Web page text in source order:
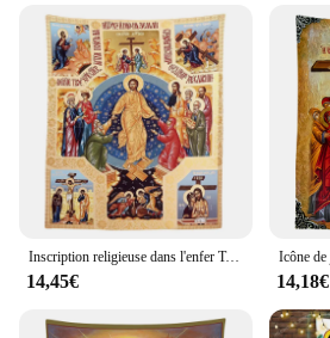
Inscription religieuse dans l'enfer Tapisserie par Ho Me CAN i pour la décoration intérieure, icône de Pâques du Christ rélavoisier, Orthodoxe Nina ifixion de Jésus
14,45€ 14,18€